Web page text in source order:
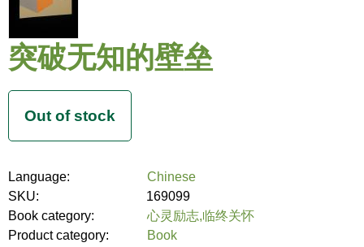
突破无知的壁垒
Language:
Chinese
SKU:
169099
Book category:
心灵励志,临终关怀
Product category:
Book